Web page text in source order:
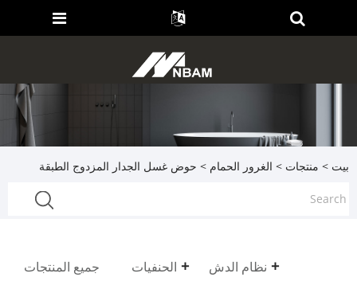
بيت > منتجات > الغرور الحمام > حوض غسل الجدار المزدوج الطبقة
جميع المنتجات الحنفيات نظام الدش